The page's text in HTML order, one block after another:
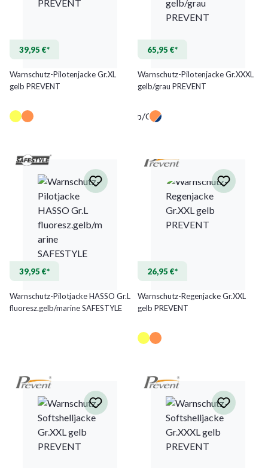
39,95 €*
Warnschutz-Pilotenjacke Gr.XL
gelb PREVENT
65,95 €*
Warnschutz-Pilotenjacke Gr.XXXL
gelb/grau PREVENT
Gelb/Grau
39,95 €*
Warnschutz-Pilotjacke HASSO Gr.L
fluoresz.gelb/marine SAFESTYLE
26,95 €*
Warnschutz-Regenjacke Gr.XXL
gelb PREVENT